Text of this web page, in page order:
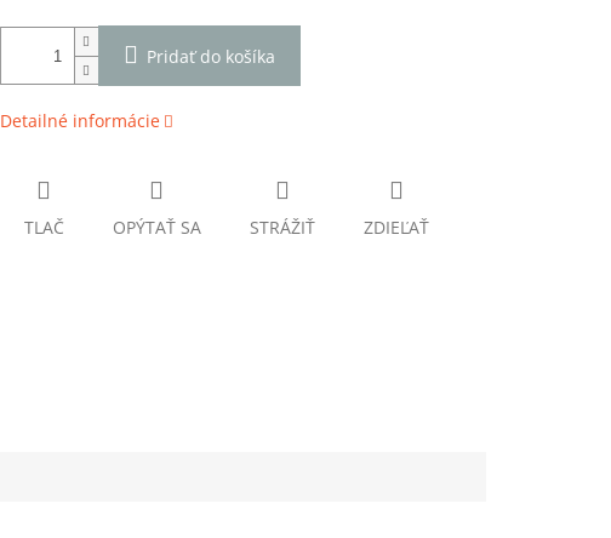
Pridať do košíka
Detailné informácie
TLAČ OPÝTAŤ SA STRÁŽIŤ ZDIEĽAŤ